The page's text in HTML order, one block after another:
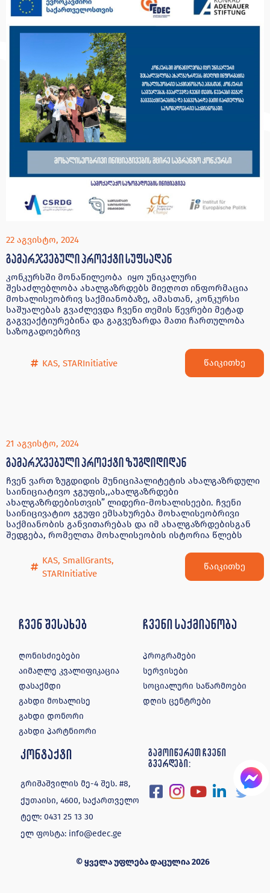
22 აგვისტო, 2024
გამარჯვებული პროექტი სუფსადან
კონკურსში მონაწილეობა იყო უნიკალური
შესაძლებლობა ახალგაზრდებს მიეღოთ ინფორმაცია
მოხალისეობრივ საქმიანობაზე, ამასთან, კონკურსი
საშუალებას გვაძლევდა ჩვენი თემის წევრები მეტად
გაგვეაქტიურებინა და გაგვეზარდა მათი ჩართულობა
საზოგადოებრივ
KAS, STARInitiative წაიკითხე
21 აგვისტო, 2024
გამარჯვებული პროექტი ზუგდიდიდან
ჩვენ ვართ ზუგდიდის მუნიციპალიტეტის ახალგაზრდული
საინიციატივო ჯგუფის,,ახალგაზრდები
ახალგაზრდებისთვის” ლიდერი-მოხალისეები. ჩვენი
საინიცივატიო ჯგუფი ემსახურება მოხალისეობრივი
საქმიანობის განვითარებას და იმ ახალგაზრდებისგან
შედგება, რომელთა მოხალისეობის ისტორია წლებს
KAS, SmallGrants,
STARInitiative
წაიკითხე
ჩვენ შესახებ
ღონისძიებები
აიმაღლე კვალიფიკაცია
დასაქმდი
გახდი მოხალისე
გახდი დონორი
გახდი პარტნიორი
ჩვენი საქმიანობა
პროგრამები
სერვისები
სოციალური საწარმოები
დღის ცენტრები
კონტაქტი
გრიშაშვილის მე-4 შეს. #8,
ქუთაისი, 4600, საქართველო
ტელ:0431 25 13 30
ელ ფოსტა: info@edec.ge
გამოიწერეთ ჩვენი
გვერდები:
© ყველა უფლება დაცულია 2026